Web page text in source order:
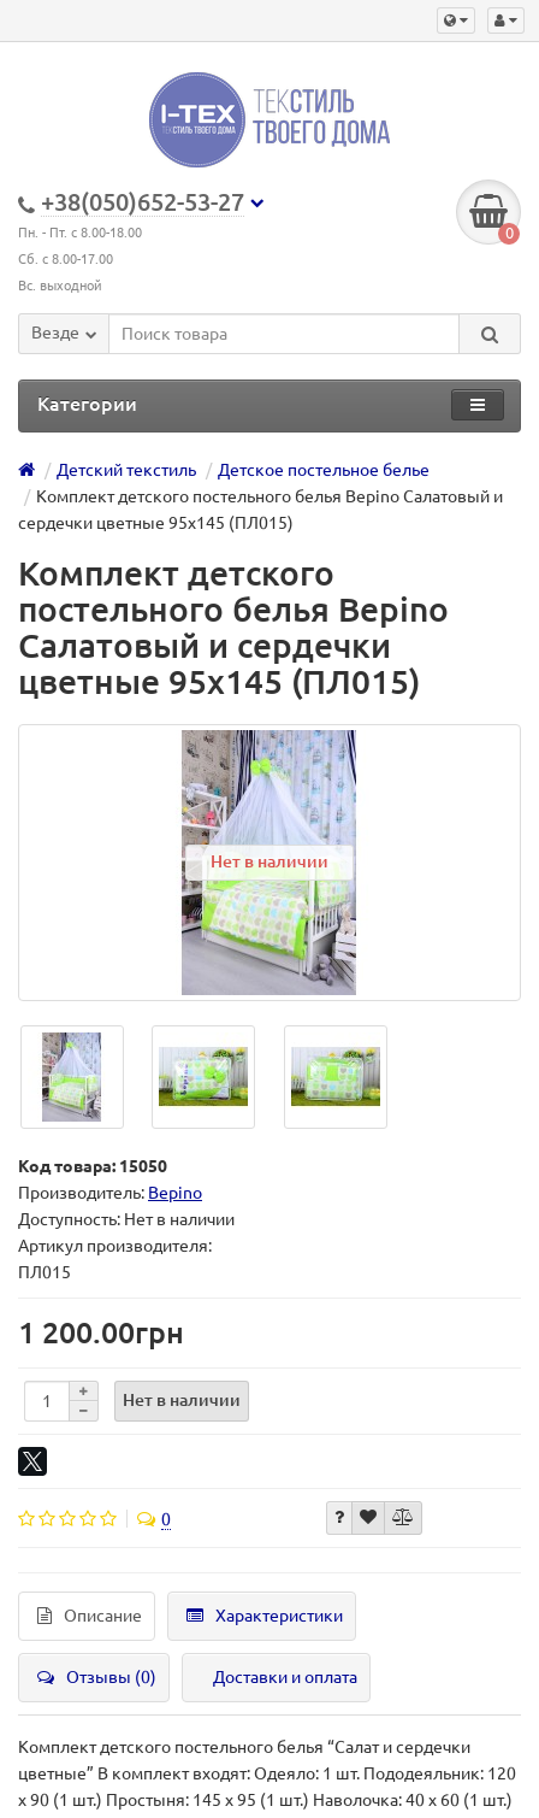
+38(050)652-53-27
Пн. - Пт. с 8.00-18.00
Сб. с 8.00-17.00
Вс. выходной
0
Везде
Категории
Детский текстиль
Детское постельное белье
Комплект детского постельного белья Bepino Салатовый и
сердечки цветные 95х145 (ПЛ015)
Комплект детского
постельного белья Bepino
Салатовый и сердечки
цветные 95х145 (ПЛ015)
Нет в наличии
Код товара: 15050
Производитель: Bepino
Доступность: Нет в наличии
Артикул производителя:
ПЛ015
1 200.00грн
Нет в наличии
0
Описание Характеристики
Отзывы (0) Доставки и оплата
Комплект детского постельного белья “Салат и сердечки
цветные” В комплект входят: Одеяло: 1 шт. Пододеяльник: 120
х 90 (1 шт.) Простыня: 145 х 95 (1 шт.) Наволочка: 40 х 60 (1 шт.)